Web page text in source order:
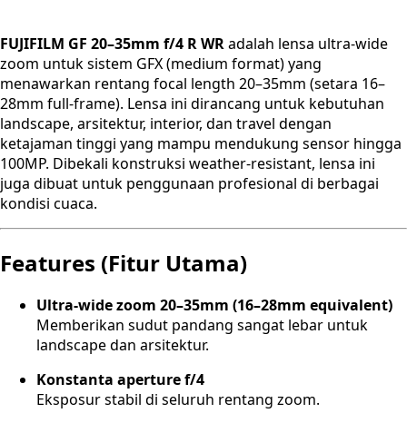
FUJIFILM GF 20–35mm f/4 R WRadalah lensa ultra-wide
zoom untuk sistem GFX (medium format) yang
menawarkan rentang focal length 20–35mm (setara 16–
28mm full-frame). Lensa ini dirancang untuk kebutuhan
landscape, arsitektur, interior, dan travel dengan
ketajaman tinggi yang mampu mendukung sensor hingga
100MP. Dibekali konstruksi weather-resistant, lensa ini
juga dibuat untuk penggunaan profesional di berbagai
kondisi cuaca.
Features (Fitur Utama)
Ultra-wide zoom 20–35mm (16–28mm equivalent)
Memberikan sudut pandang sangat lebar untuk
landscape dan arsitektur.
Konstanta aperture f/4
Eksposur stabil di seluruh rentang zoom.